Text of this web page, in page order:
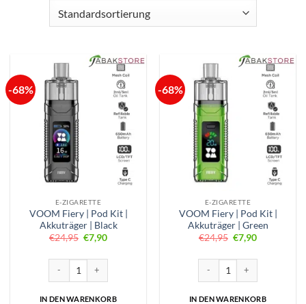
-68%
E-ZIGARETTE
VOOM Fiery | Pod Kit |
Akkuträger | Black
€24,95 Ursprünglicher
Preis
€7,90Aktueller
IN DEN WARENKORB
-68%
E-ZIGARETTE
VOOM Fiery | Pod Kit |
Akkuträger | Green
€24,95 Ursprünglicher
Preis
€7,90Aktueller
IN DEN WARENKORB